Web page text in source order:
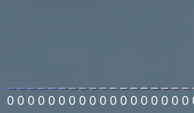
0 0 0 0 0 0 0 0 0 0 0 0 0 0 0 0 0 0